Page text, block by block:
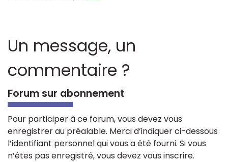
Un message, un
commentaire ?
Forum sur abonnement
Pour participer à ce forum, vous devez vous
enregistrer au préalable. Merci d’indiquer ci-dessous
l’identifiant personnel qui vous a été fourni. Si vous
n’êtes pas enregistré, vous devez vous inscrire.